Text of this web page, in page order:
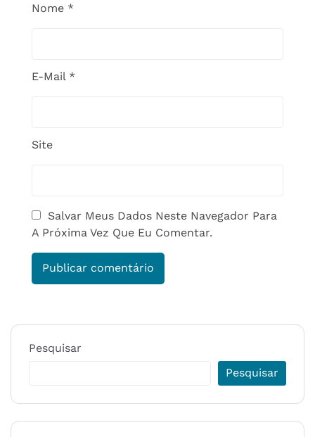
Nome *
E-Mail *
Site
Salvar Meus Dados Neste Navegador Para
A Próxima Vez Que Eu Comentar.
Pesquisar
Pesquisar